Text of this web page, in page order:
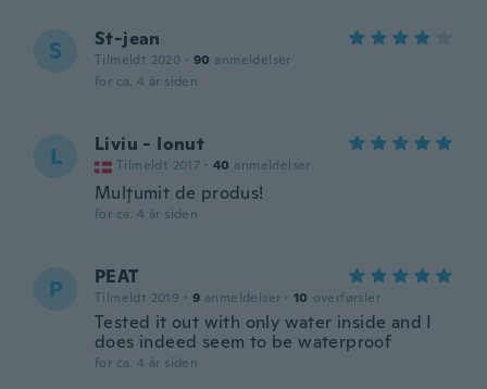
S St-jean
Tilmeldt 2020 · 90 anmeldelser
for ca. 4 år siden
L Liviu - Ionut
Tilmeldt 2017 · 40 anmeldelser
Mulțumit de produs!
for ca. 4 år siden
P PEAT
Tilmeldt 2019 · 9 anmeldelser · 10 overførsler
Tested it out with only water inside and I
does indeed seem to be waterproof
for ca. 4 år siden